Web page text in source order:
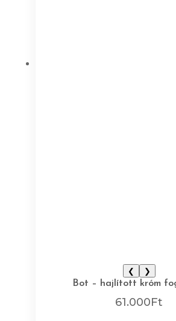
❮
❯
Bot – hajlított króm
61.000Ft